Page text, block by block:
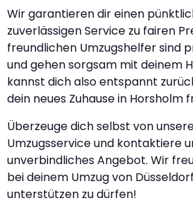
Wir garantieren dir einen
zuverlässigen Service zu fairen
freundlichen Umzugshelfer sind
und gehen sorgsam mit deinem
kannst dich also entspannt
dein neues Zuhause in Horsholm
Überzeuge dich selbst von
Umzugsservice und kontaktiere
unverbindliches Angebot. Wir
bei deinem Umzug von
unterstützen zu dürfen!